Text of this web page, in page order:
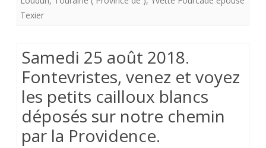
Texier
Samedi 25 août 2018.
Fontevristes, venez et voyez
les petits cailloux blancs
déposés sur notre chemin
par la Providence.